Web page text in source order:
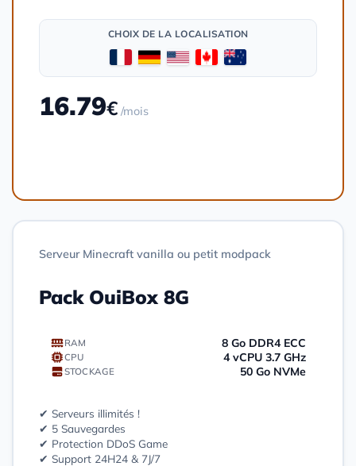
Serveur Minecraft vanilla ou petit modpack
Pack OuiBox 8G
RAM 8 Go DDR4 ECC
CPU 4 vCPU 3.7 GHz
STOCKAGE 50 Go NVMe
✔ Serveurs illimités !
✔ 5 Sauvegardes
✔ Protection DDoS Game
✔ Support 24H24 & 7J/7
CHOIX DE LA LOCALISATION
16.79€ /mois